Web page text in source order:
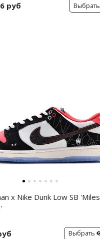
руб Выбрать
x Nike Dunk Low SB 'Miles
Выбрать